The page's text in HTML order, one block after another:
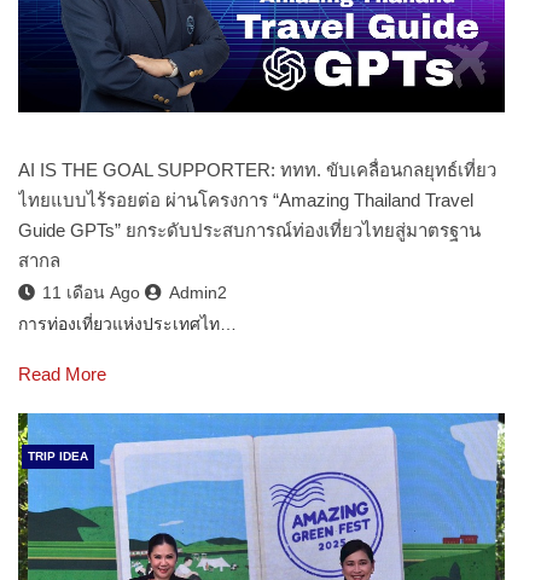
AI IS THE GOAL SUPPORTER: ททท. ขับเคลื่อนกลยุทธ์เที่ยว
ไทยแบบไร้รอยต่อ ผ่านโครงการ “Amazing Thailand Travel
Guide GPTs” ยกระดับประสบการณ์ท่องเที่ยวไทยสู่มาตรฐาน
สากล
11 เดือน Ago
Admin2
การท่องเที่ยวแห่งประเทศไท…
Read More
TRIP IDEA